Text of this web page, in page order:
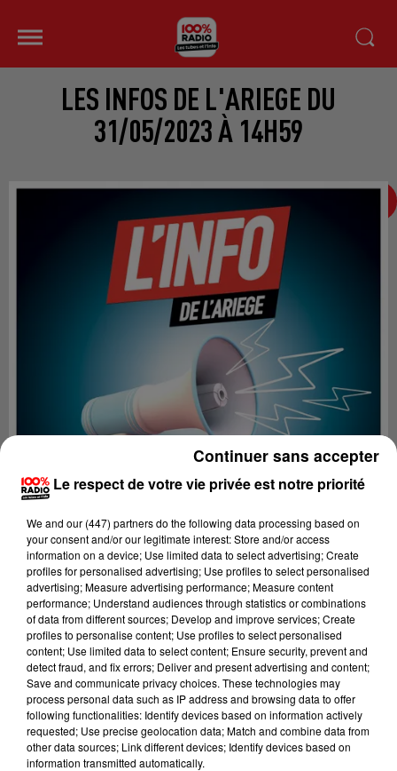
LES INFOS DE L'ARIEGE DU
31/05/2023 À 14H59
Lecture (2 min 17 sec)
100%
Le respect de votre vie privée est notre priorité
We and our (447) partnersdo the following data processing based on
your consent and/or our legitimate interest: Store and/or access
information on a device; Use limited data to select advertising; Create
profiles for personalised advertising; Use profiles to select personalised
advertising; Measure advertising performance; Measure content
performance; Understand audiences through statistics or combinations
of data from different sources; Develop and improve services; Create
profiles to personalise content; Use profiles to select personalised
content; Use limited data to select content; Ensure security, prevent and
detect fraud, and fix errors; Deliver and present advertising and content;
Save and communicate privacy choices. These technologies may
process personal data such as IP address and browsing data to offer
following functionalities: Identify devices based on information actively
requested; Use precise geolocation data; Match and combine data from
other data sources; Link different devices; Identify devices based on
information transmitted automatically.
Continuer sans accepter